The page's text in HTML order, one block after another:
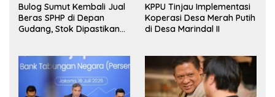
Bulog Sumut Kembali Jual
Beras SPHP di Depan
Gudang, Stok Dipastikan
KPPU Tinjau Implementasi
Koperasi Desa Merah Putih
di Desa Marindal II